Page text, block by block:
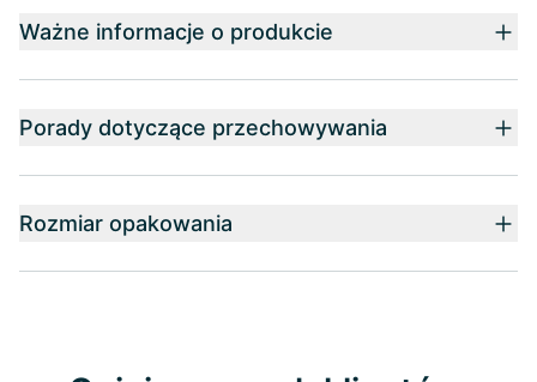
Ważne informacje o produkcie
Porady dotyczące przechowywania
Rozmiar opakowania